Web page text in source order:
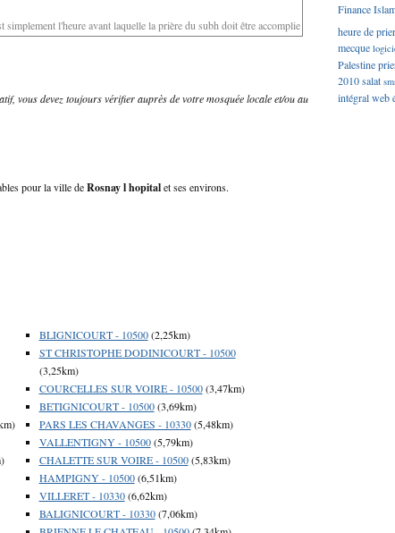
l'heure avant laquelle la prière du subh doit être accomplie
vous devez toujours vérifier auprès de votre mosquée locale et/ou au
pour la ville deRosnay l hopitalet ses environs.
BLIGNICOURT - 10500(2,25km)
ST CHRISTOPHE DODINICOURT - 10500
(3,25km)
COURCELLES SUR VOIRE - 10500(3,47km)
BETIGNICOURT - 10500(3,69km)
PARS LES CHAVANGES - 10330(5,48km)
VALLENTIGNY - 10500(5,79km)
CHALETTE SUR VOIRE - 10500(5,83km)
HAMPIGNY - 10500(6,51km)
VILLERET - 10330(6,62km)
BALIGNICOURT - 10330(7,06km)
Finance
heure de
mecque
Palestine
2010salat
intégralweb